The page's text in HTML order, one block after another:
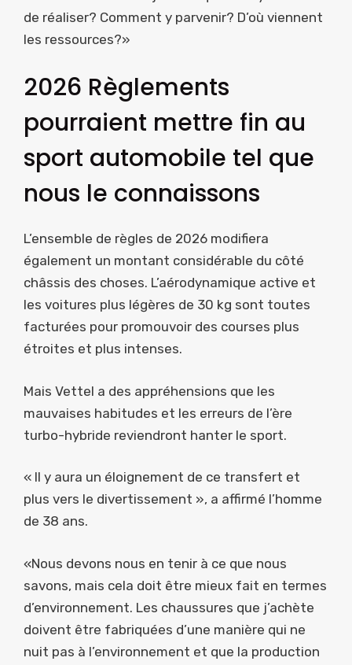
de réaliser? Comment y parvenir? D’où viennent
les ressources?»
2026 Règlements
pourraient mettre fin au
sport automobile tel que
nous le connaissons
L’ensemble de règles de 2026 modifiera
également un montant considérable du côté
châssis des choses. L’aérodynamique active et
les voitures plus légères de 30 kg sont toutes
facturées pour promouvoir des courses plus
étroites et plus intenses.
Mais Vettel a des appréhensions que les
mauvaises habitudes et les erreurs de l’ère
turbo-hybride reviendront hanter le sport.
« Il y aura un éloignement de ce transfert et
plus vers le divertissement », a affirmé l’homme
de 38 ans.
«Nous devons nous en tenir à ce que nous
savons, mais cela doit être mieux fait en termes
d’environnement. Les chaussures que j’achète
doivent être fabriquées d’une manière qui ne
nuit pas à l’environnement et que la production